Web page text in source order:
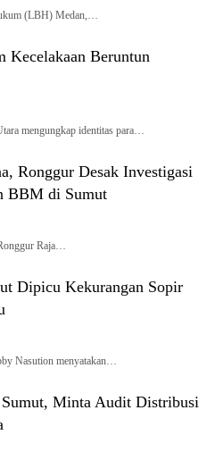
(LBH) Medan,…
Kecelakaan Beruntun
mengungkap identitas para…
Ronggur Desak Investigasi
BBM di Sumut
Raja…
Dipicu Kekurangan Sopir
Nasution menyatakan…
Minta Audit Distribusi